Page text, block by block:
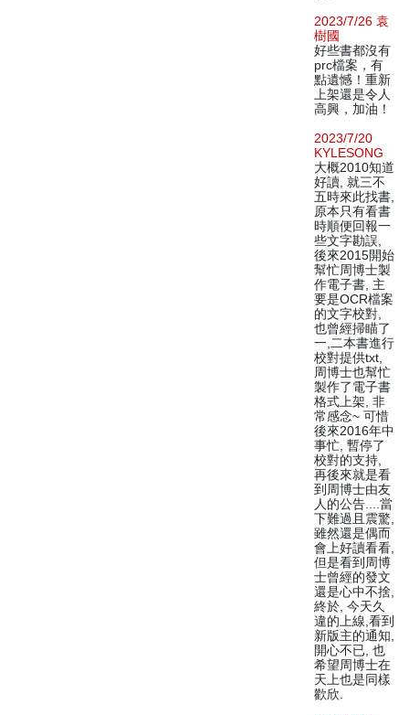
2023/7/26 袁
樹國
好些書都沒有
prc檔案，有
點遺憾！重新
上架還是令人
高興，加油！
2023/7/20
KYLESONG
大概2010知道
好讀, 就三不
五時來此找書,
原本只有看書
時順便回報一
些文字勘誤,
後來2015開始
幫忙周博士製
作電子書, 主
要是OCR檔案
的文字校對,
也曾經掃瞄了
一,二本書進行
校對提供txt,
周博士也幫忙
製作了電子書
格式上架, 非
常感念~ 可惜
後來2016年中
事忙, 暫停了
校對的支持,
再後來就是看
到周博士由友
人的公告....當
下難過且震驚,
雖然還是偶而
會上好讀看看,
但是看到周博
士曾經的發文
還是心中不捨,
終於, 今天久
違的上線,看到
新版主的通知,
開心不已, 也
希望周博士在
天上也是同樣
歡欣.